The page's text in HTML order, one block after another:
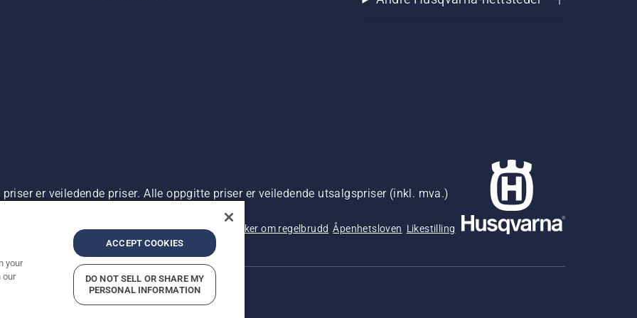
er veiledende priser. Alle oppgitte priser er veiledende utsalgspriser (inkl. mva.)
Imprint Rapportering av mistanker om regelbrudd Åpenhetsloven Likestilling
your
our
ACCEPT COOKIES
DO NOT SELL OR SHARE MY
PERSONAL INFORMATION